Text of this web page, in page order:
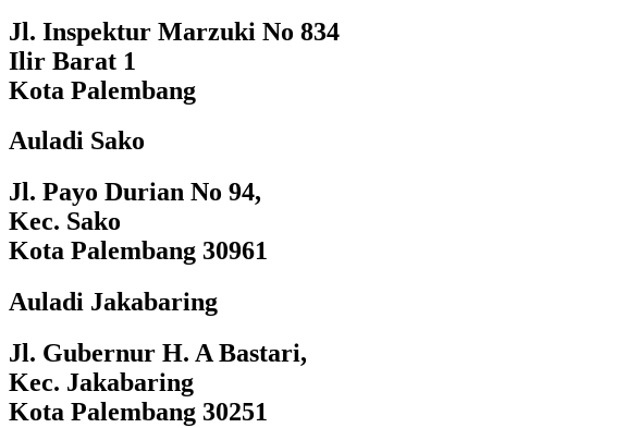
Jl. Inspektur Marzuki No 834
Ilir Barat 1
Kota Palembang
Auladi Sako
Jl. Payo Durian No 94,
Kec. Sako
Kota Palembang 30961
Auladi Jakabaring
Jl. Gubernur H. A Bastari,
Kec. Jakabaring
Kota Palembang 30251